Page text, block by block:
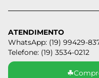
ATENDIMENTO
WhatsApp: (19) 99429-
Telefone: (19) 3534-0212
☘